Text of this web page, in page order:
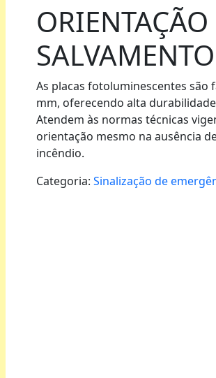
ORIENTAÇÃO
SALVAMENTO
As placas fotoluminescentes são
mm, oferecendo alta
Atendem às normas técnicas
orientação mesmo na ausência
incêndio.
Categoria:Sinalização de